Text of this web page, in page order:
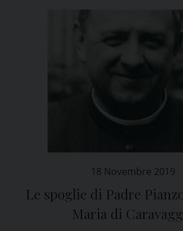
18 Novembre 2019
Le spoglie di Padre
Maria di